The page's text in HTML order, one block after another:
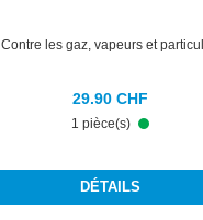
Contre les gaz, vapeurs et
1 pièce(s)
29.90 CHF
DÉTAILS